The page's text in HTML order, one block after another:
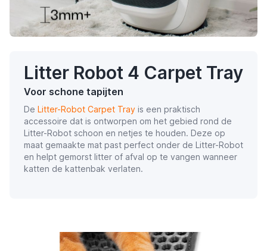
Litter Robot 4 Carpet Tray
Voor schone tapijten
De Litter-Robot Carpet Tray is een praktisch
accessoire dat is ontworpen om het gebied rond de
Litter-Robot schoon en netjes te houden. Deze op
maat gemaakte mat past perfect onder de Litter-Robot
en helpt gemorst litter of afval op te vangen wanneer
katten de kattenbak verlaten.